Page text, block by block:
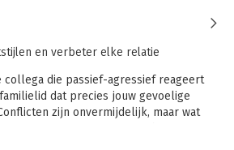
en verbeter elke relatie
collega die passief-agressief reageert
dat precies jouw gevoelige
zijn onvermijdelijk, maar wat